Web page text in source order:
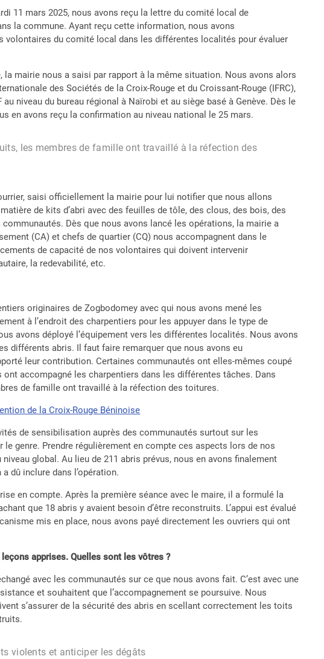
11 mars 2025, nous avons reçu la lettre du comité local de
la commune. Ayant reçu cette information, nous avons
volontaires du comité local dans les différentes localités pour évaluer
mairie nous a saisi par rapport à la même situation. Nous avons alors
des Sociétés de la Croix-Rouge et du Croissant-Rouge (IFRC),
niveau du bureau régional à Naïrobi et au siège basé à Genève. Dès le
en avons reçu la confirmation au niveau national le 25 mars.
les membres de famille ont travaillé à la réfection des
saisi officiellement la mairie pour lui notifier que nous allons
de kits d’abri avec des feuilles de tôle, des clous, des bois, des
Dès que nous avons lancé les opérations, la mairie a
(CA) et chefs de quartier (CQ) nous accompagnent dans le
de capacité de nos volontaires qui doivent intervenir
la redevabilité, etc.
originaires de Zogbodomey avec qui nous avons mené les
à l’endroit des charpentiers pour les appuyer dans le type de
avons déployé l’équipement vers les différentes localités. Nous avons
différents abris. Il faut faire remarquer que nous avons eu
leur contribution. Certaines communautés ont elles-mêmes coupé
accompagné les charpentiers dans les différentes tâches. Dans
de famille ont travaillé à la réfection des toitures.
de la Croix-Rouge Béninoise
de sensibilisation auprès des communautés surtout sur les
genre. Prendre régulièrement en compte ces aspects lors de nos
global. Au lieu de 211 abris prévus, nous en avons finalement
dû inclure dans l’opération.
en compte. Après la première séance avec le maire, il a formulé la
que 18 abris y avaient besoin d’être reconstruits. L’appui est évalué
mis en place, nous avons payé directement les ouvriers qui ont
apprises. Quelles sont les vôtres ?
avec les communautés sur ce que nous avons fait. C’est avec une
et souhaitent que l’accompagnement se poursuive. Nous
s’assurer de la sécurité des abris en scellant correctement les toits
violents et anticiper les dégâts